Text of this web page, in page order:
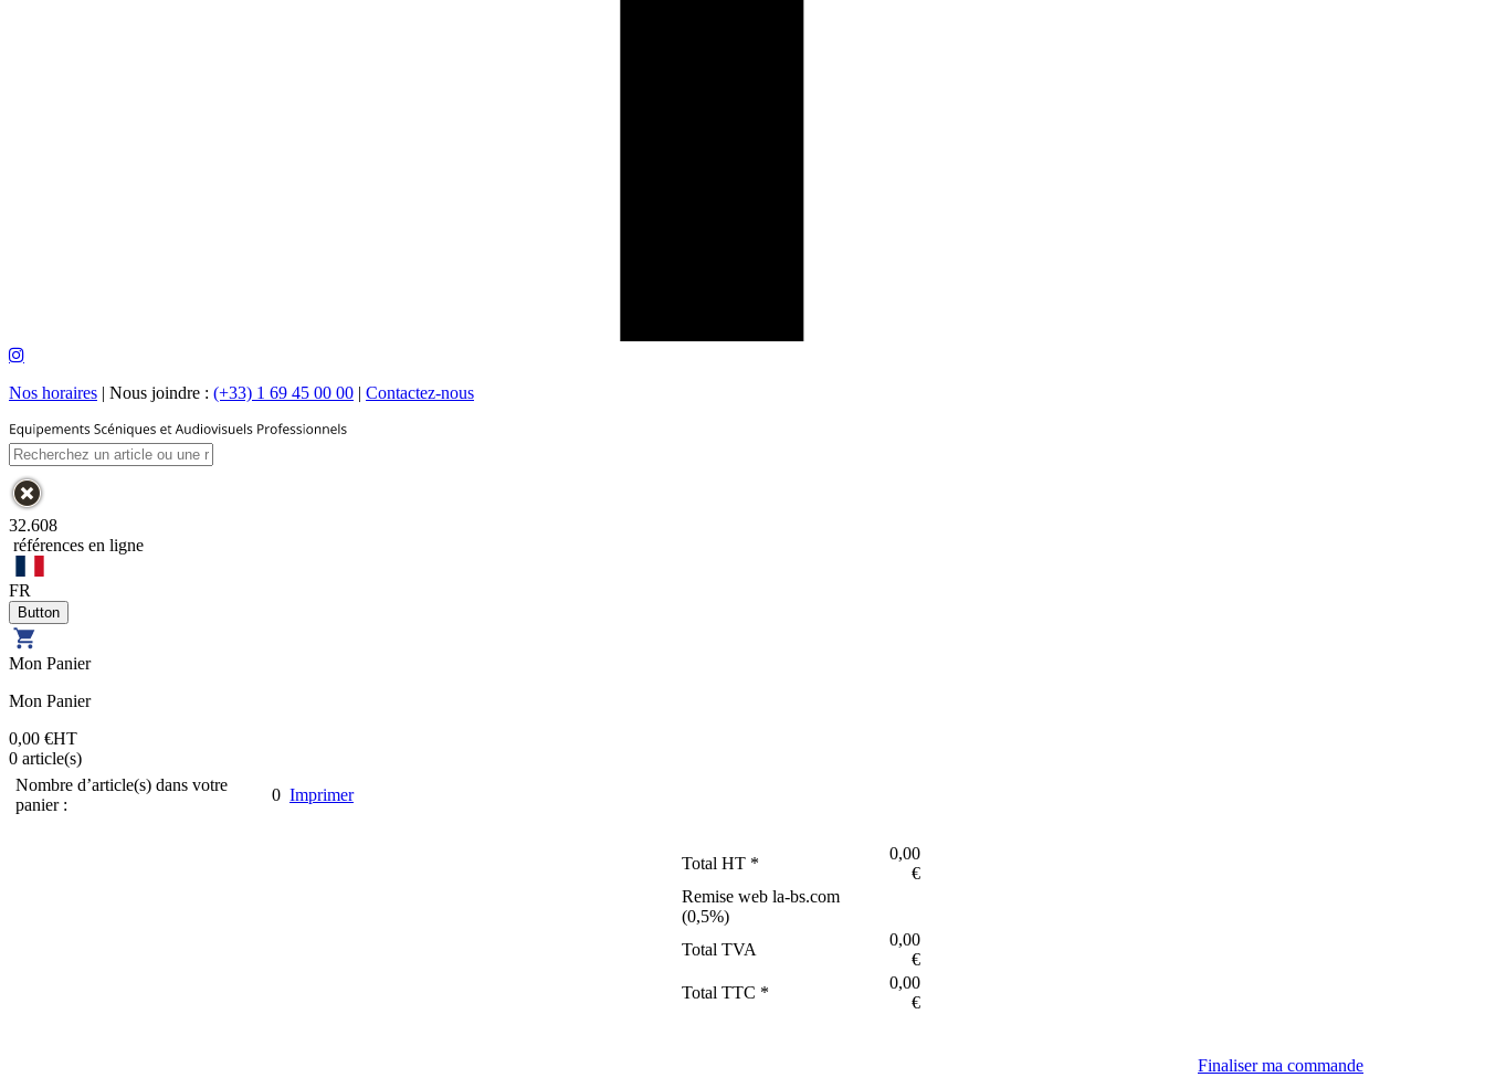
Nos horaires | Nous joindre : (+33) 1 69 45 00 00 | Contactez-nous
32.608
références en ligne
FR
Mon Panier
Mon Panier
0,00 €HT
0 article(s)
Nombre d’article(s) dans votre
panier :
0 Imprimer
Total HT *
0,00
€
Remise web la-bs.com
(0,5%)
Total TVA
0,00
€
Total TTC *
0,00
€
Finaliser ma commande